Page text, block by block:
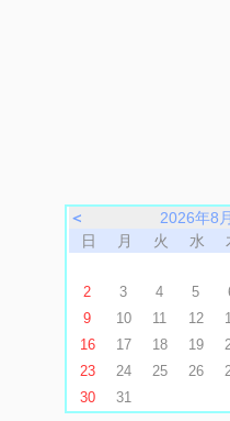
＜ 2026年8月
日
月 火 水
2
3 4 5
9
10 11 12
16
17 18 19
23
24 25 26
30
31